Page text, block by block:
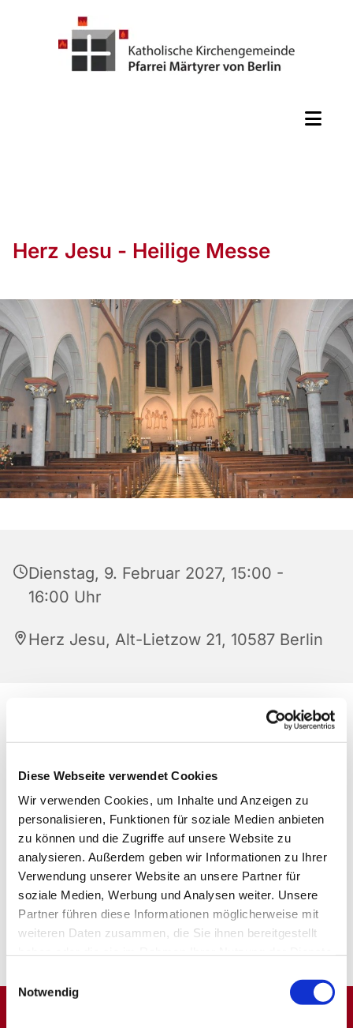
Diese Webseite verwendet Cookies
Wir verwenden Cookies, um Inhalte und Anzeigen zu
personalisieren, Funktionen für soziale Medien anbieten
zu können und die Zugriffe auf unsere Website zu
analysieren. Außerdem geben wir Informationen zu Ihrer
Verwendung unserer Website an unsere Partner für
soziale Medien, Werbung und Analysen weiter. Unsere
Partner führen diese Informationen möglicherweise mit
weiteren Daten zusammen, die Sie ihnen bereitgestellt
Notwendig
Herz Jesu - Heilige Messe
Dienstag, 9. Februar 2027, 15:00 -
16:00 Uhr
Herz Jesu, Alt-Lietzow 21, 10587 Berlin